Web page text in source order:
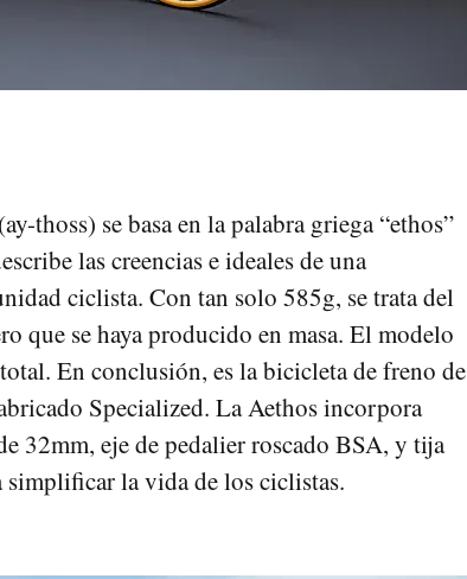
thoss) se basa en la palabra griega “ethos”
las creencias e ideales de una
ciclista. Con tan solo 585g, se trata del
que se haya producido en masa. El modelo
En conclusión, es la bicicleta de freno de
Specialized. La Aethos incorpora
32mm, eje de pedalier roscado BSA, y tija
la vida de los ciclistas.